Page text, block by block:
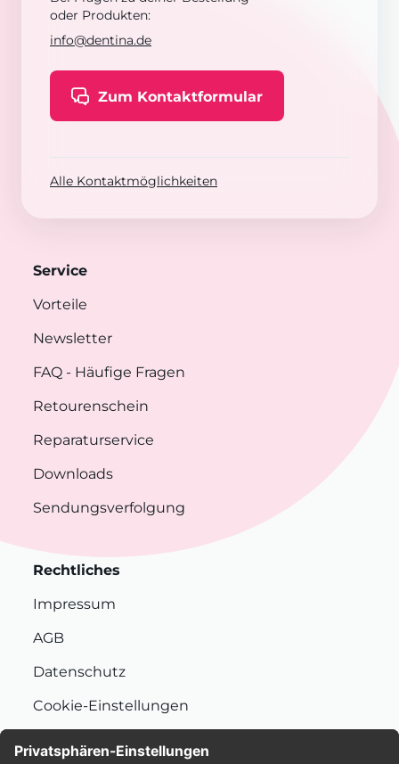
oder Produkten:
info@dentina.de
Zum Kontaktformular
Alle Kontaktmöglichkeiten
Service
Vorteile
Newsletter
FAQ - Häufige Fragen
Retourenschein
Reparaturservice
Downloads
Sendungsverfolgung
Rechtliches
Impressum
AGB
Datenschutz
Cookie-Einstellungen